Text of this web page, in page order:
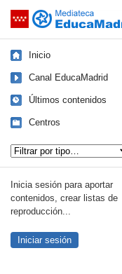
Saltar navegación
Inicio
Canal EducaMadrid
Últimos contenidos
Centros
Inicia sesión para aportar
contenidos, crear listas de
reproducción...
Iniciar sesión